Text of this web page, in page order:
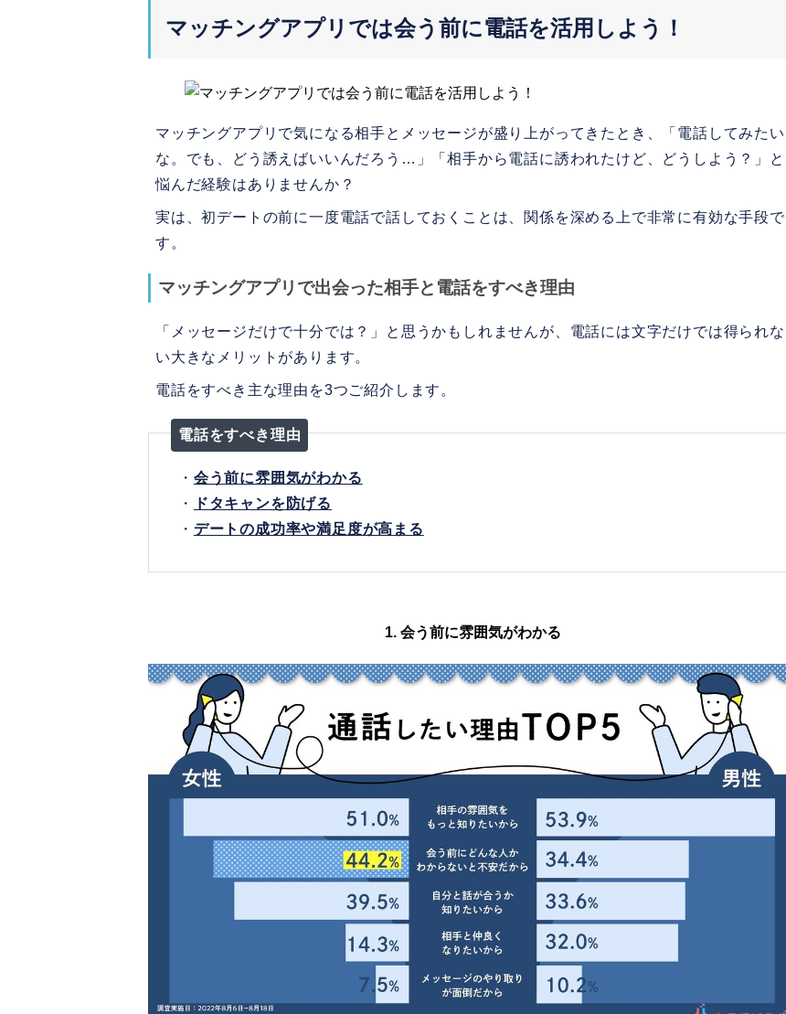
① 初めの電話は10分～15分で、短めに切り上げる
③ 静かで、リラックスできる環境で話す
5.電話機能のあるおすすめマッチングアプリ
with（ウィズ）
6.相手から電話に誘われた時のスマートな対処法
時間は短く、次に予定があると伝えて時間設定する
個人情報は教えない・安易に交換しない
気乗りしない時は丁寧に断ることも重要
7.マッチングアプリの電話に関するQ&A
マッチングアプリで電話に誘われたら脈あり？
マッチングアプリで電話する前に緊張したら？
電話中沈黙してしまったら？
マッチングアプリの電話をうまく活用して仲良くなろう
マッチングアプリでは会う前に電話を活用しよう！
マッチングアプリで気になる相手とメッセージが盛り上がってきたとき、「電話してみたい
な。でも、どう誘えばいいんだろう…」「相手から電話に誘われたけど、どうしよう？」と
悩んだ経験はありませんか？
実は、初デートの前に一度電話で話しておくことは、関係を深める上で非常に有効な手段で
す。
マッチングアプリで出会った相手と電話をすべき理由
「メッセージだけで十分では？」と思うかもしれませんが、電話には文字だけでは得られな
い大きなメリットがあります。
電話をすべき主な理由を3つご紹介します。
電話をすべき理由
・ 会う前に雰囲気がわかる
・
ドタキャンを防げる
・ デートの成功率や満足度が高まる
1. 会う前に雰囲気がわかる